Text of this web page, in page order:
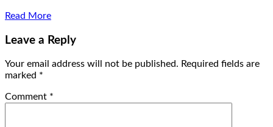
Read More
Leave a Reply
Your email address will not be published. Required fields are
marked *
Comment *